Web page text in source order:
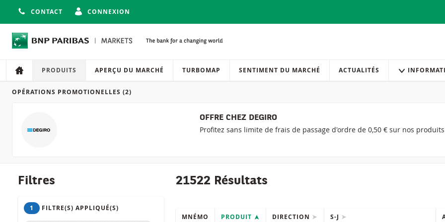
CONTACT CONNEXION
Navigation
Navigation sur le site
PRODUITS APERÇU DU MARCHÉ TURBOMAP SENTIMENT DU MARCHÉ ACTUALITÉS
Produits
OPÉRATIONS PROMOTIONELLES (2)
OFFRE CHEZ DEGIRO
Profitez sans limite de frais de passage d'ordre de 0,50 € sur nos
Filtres
1 FILTRE(S) APPLIQUÉ(S)
21522 Résultats
MNÉMO PRODUIT DIRECTION S-J